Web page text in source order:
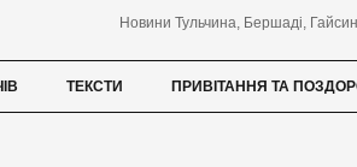
Новини Тульчина, Бершаді,
ТЕКСТИ ПРИВІТАННЯ ТА